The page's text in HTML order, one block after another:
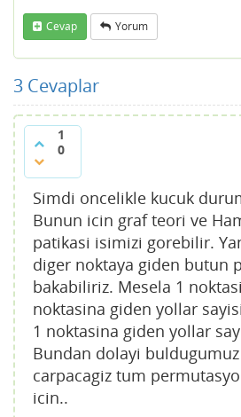
Cevap Yorum
3 Cevaplar
1
0
Simdi oncelikle kucuk
Bunun icin graf teori ve
patikasi isimizi gorebilir.
diger noktaya giden butun
bakabiliriz. Mesela 1
noktasina giden yollar
1 noktasina giden yollar
Bundan dolayi
carpacagiz tum
icin..